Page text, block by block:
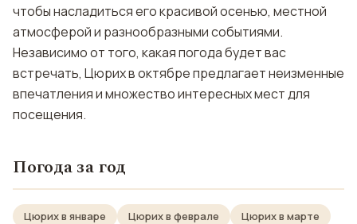
чтобы насладиться его красивой осенью, местной
атмосферой и разнообразными событиями.
Независимо от того, какая погода будет вас
встречать, Цюрих в октябре предлагает неизменные
впечатления и множество интересных мест для
посещения.
Погода за год
Цюрих в январе Цюрих в феврале
Цюрих в марте